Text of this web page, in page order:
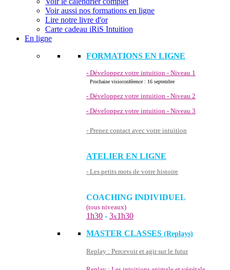
Voir aussi nos formations en ligne
Lire notre livre d'or
Carte cadeau iRiS Intuition
En ligne
FORMATIONS EN LIGNE
- Développez votre intuition - Niveau 1
Prochaine visioconférence : 16 septembre
- Développez votre intuition - Niveau 2
- Développez votre intuition - Niveau 3
- Prenez contact avec votre intuition
ATELIER EN LIGNE
- Les petits mots de votre histoire
COACHING INDIVIDUEL
(tous niveaux)
1h30 - 3x1h30
MASTER CLASSES (Replays)
Replay : Percevoir et agir sur le futur